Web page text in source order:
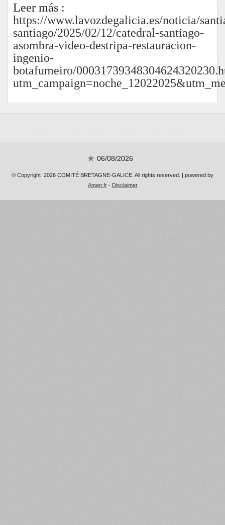
Leer más :
https://www.lavozdegalicia.es/noticia/
santiago/2025/02/12/catedral-santiago-
asombra-video-destripa-restauracion-
ingenio-
botafumeiro/
06/08/2026
© Copyright 2026 COMITÉ BRETAGNE-GALICE. All rights reserved. | powered by
Amen.fr- Disclaimer